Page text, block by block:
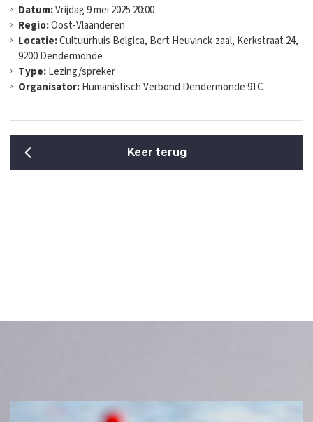
Datum:Vrijdag 9 mei 2025 20:00
Regio:Oost-Vlaanderen
Locatie:Cultuurhuis Belgica, Bert Heuvinck-zaal, Kerkstraat 24,
9200 Dendermonde
Type:Lezing/spreker
Organisator:Humanistisch Verbond Dendermonde 91C
Keer terug